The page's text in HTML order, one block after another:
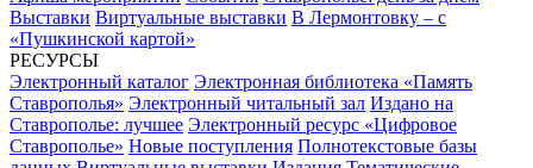
Выставки Виртуальные выставки В Лермонтовку – с
«Пушкинской картой»
РЕСУРСЫ
Электронный каталог Электронная библиотека «Память
Ставрополья» Электронный читальный зал Издано на
Ставрополье: лучшее Электронный ресурс «Цифровое
Ставрополье» Новые поступления Полнотекстовые базы